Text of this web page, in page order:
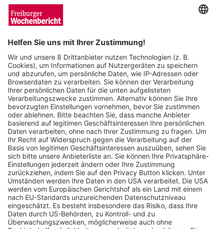
Die „eierlegende Wollmilchsau“ am
Bahnhof hilft Menschen in allen
Lebenslagen